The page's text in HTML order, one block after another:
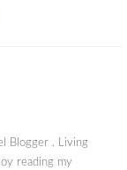
Blogger . Living
reading my